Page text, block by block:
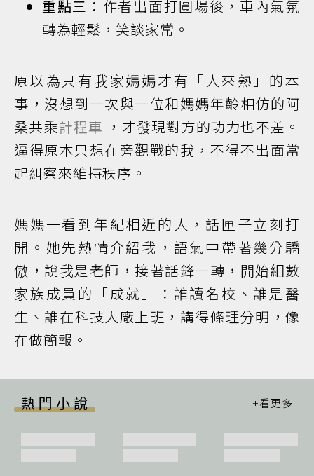
重點三： 作者出面打圓場後，車內氣氛
轉為輕鬆，笑談家常。
原以為只有我家媽媽才有「人來熟」的本
事，沒想到一次與一位和媽媽年齡相仿的阿
桑共乘計程車 ，才發現對方的功力也不差。
逼得原本只想在旁觀戰的我，不得不出面當
起糾察來維持秩序。
媽媽一看到年紀相近的人，話匣子立刻打
開。她先熱情介紹我，語氣中帶著幾分驕
傲，說我是老師，接著話鋒一轉，開始細數
家族成員的「成就」：誰讀名校、誰是醫
生、誰在科技大廠上班，講得條理分明，像
在做簡報。
熱門小說